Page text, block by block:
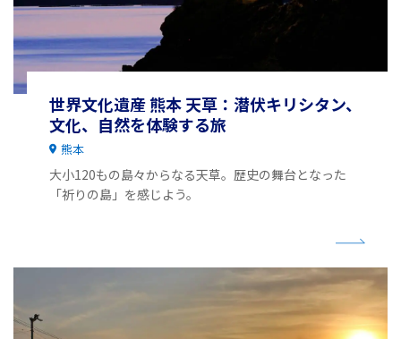
世界文化遺産 熊本 天草：潜伏キリシタン、
文化、自然を体験する旅
熊本
大小120もの島々からなる天草。歴史の舞台となった
「祈りの島」を感じよう。